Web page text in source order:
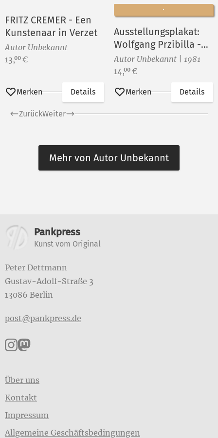
FRITZ CREMER - Een
Kunstenaar in Verzet
Autor Unbekannt
Preis:
13,00 €
Merken Details
Ausstellungsplakat:
Wolfgang Przibilla -
Grafik
Autor Unbekannt | 1981
Preis:
14,00 €
Merken Details
ZurückWeiter
Mehr von Autor Unbekannt
Weitere Informationen
Pankpress
Kunst vom Original
Peter Dettmann
Gustav-Adolf-Straße 3
13086 Berlin
post@pankpress.de
Pankpress auf Instagram
Pankpress auf Mastodon
Über uns
Kontakt
Impressum
Allgemeine Geschäftsbedingungen